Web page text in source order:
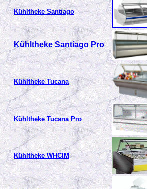
KühlthekeSantiago
Kühltheke Santiago Pro
Kühltheke Tucana
Kühltheke Tucana Pro
Kühltheke WHCIM